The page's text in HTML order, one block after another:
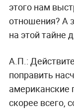
этого нам
отношения? А
на этой тайне
А.П.:
поправить
американские
скорее всего,